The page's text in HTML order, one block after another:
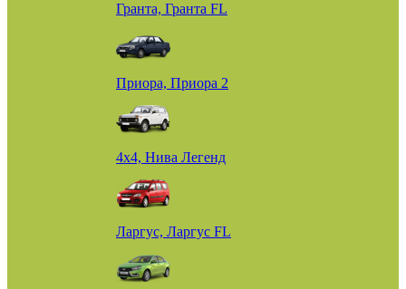
Гранта, Гранта FL
Приора, Приора 2
4х4, Нива Легенд
Ларгус, Ларгус FL